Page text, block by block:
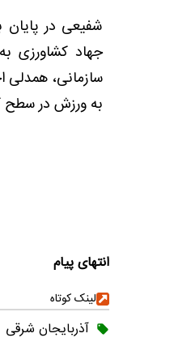
شفیعی در پایان
جهاد کشاورزی
سازمانی، همدلی
به ورزش در سطح
انتهای پیام
لینک کوتاه
آذربایجان شرقی